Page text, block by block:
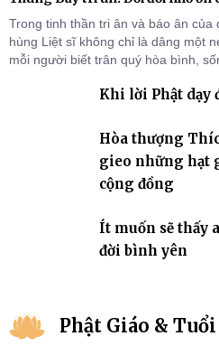
Trong tinh thần tri ân và báo ân
hùng Liệt sĩ không chỉ là dâng một
mỗi người biết trân quý hòa bình,
Khi lời Phật dạy
Hòa thượng
gieo những hạt
cộng đồng
Ít muốn sẽ thấy
đời bình yên
Phật Giáo &